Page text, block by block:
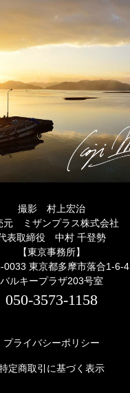
撮影 村上宏治
元 ミザンプラス株式会社
表取締役 中村 千登勢
【東京事務所】
0033 東京都多摩市落合1-6-4
バルキープラザ203号室
050-3573-1158
プライバシーポリシー
定商取引に基づく表示